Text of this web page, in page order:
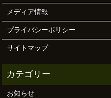
メディア情報
プライバシーポリシー
サイトマップ
お知らせ